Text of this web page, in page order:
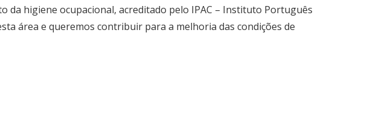
da higiene ocupacional, acreditado pelo IPAC – Instituto Português
área e queremos contribuir para a melhoria das condições de